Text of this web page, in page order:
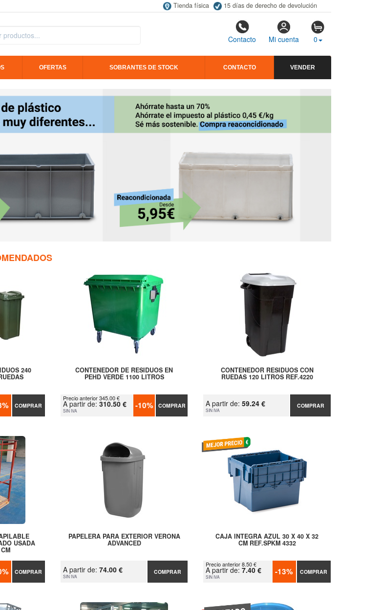
Tienda física 15 días de derecho de devolución
Contacto Mi cuenta 0
OFERTAS SOBRANTES DE STOCK CONTACTO VENDER
240
COMPRAR
CONTENEDOR DE RESIDUOS EN
PEHD VERDE 1100 LITROS
Precio anterior 345.00 €
A partir de: 310.50 €
SIN IVA -10% COMPRAR
CONTENEDOR RESIDUOS CON
RUEDAS 120 LITROS REF.4220
A partir de:59.24 €
SIN IVA
COMPRAR
USADA
COMPRAR
PAPELERA PARA EXTERIOR VERONA
ADVANCED
A partir de: 74.00 €
SIN IVA
COMPRAR
CAJA INTEGRA AZUL 30 X 40 X 32
CM REF.SPKM 4332
Precio anterior 8.50 €
A partir de:7.40 €
SIN IVA -13% COMPRAR